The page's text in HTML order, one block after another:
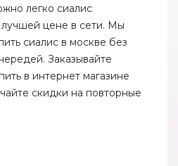
легко сиалис
цене в сети. Мы
сиалис в москве без
Заказывайте
в интернет магазине
скидки на повторные